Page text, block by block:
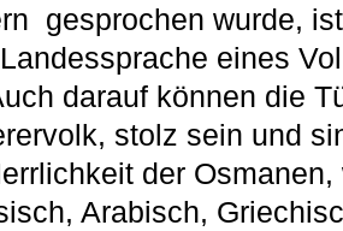
gesprochen wurde,
eines
darauf können die
stolz sein und
der
Arabisch,